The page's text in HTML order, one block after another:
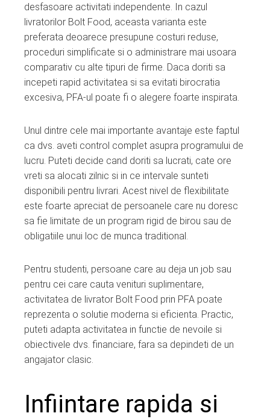
desfasoare activitati independente. In cazul
livratorilor Bolt Food, aceasta varianta este
preferata deoarece presupune costuri reduse,
proceduri simplificate si o administrare mai usoara
comparativ cu alte tipuri de firme. Daca doriti sa
incepeti rapid activitatea si sa evitati birocratia
excesiva, PFA-ul poate fi o alegere foarte inspirata.
Unul dintre cele mai importante avantaje este faptul
ca dvs. aveti control complet asupra programului de
lucru. Puteti decide cand doriti sa lucrati, cate ore
vreti sa alocati zilnic si in ce intervale sunteti
disponibili pentru livrari. Acest nivel de flexibilitate
este foarte apreciat de persoanele care nu doresc
sa fie limitate de un program rigid de birou sau de
obligatiile unui loc de munca traditional.
Pentru studenti, persoane care au deja un job sau
pentru cei care cauta venituri suplimentare,
activitatea de livrator Bolt Food prin PFA poate
reprezenta o solutie moderna si eficienta. Practic,
puteti adapta activitatea in functie de nevoile si
obiectivele dvs. financiare, fara sa depindeti de un
angajator clasic.
Infiintare rapida si